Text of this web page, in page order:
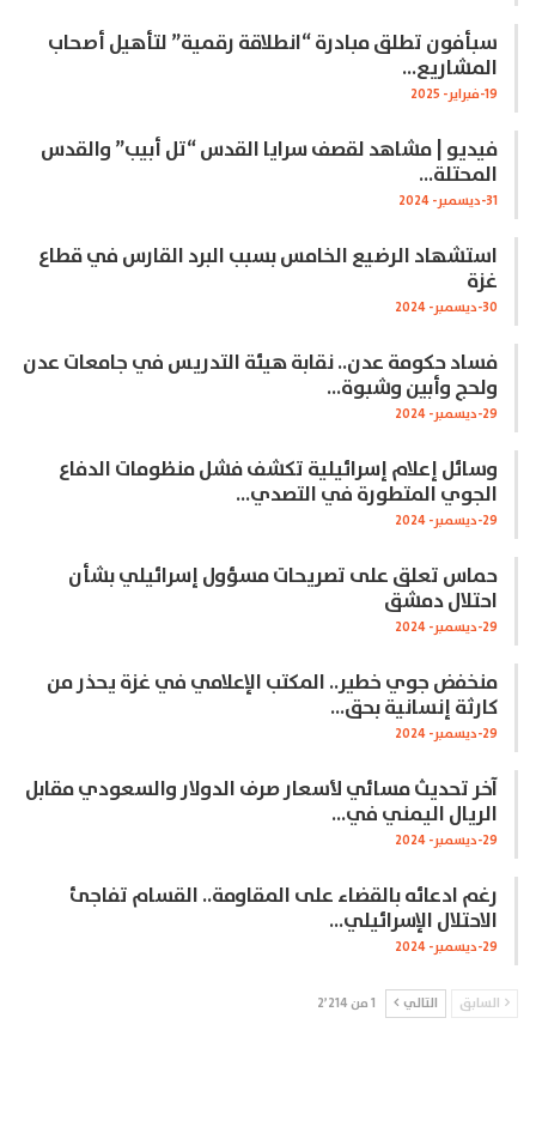
سبأفون تطلق مبادرة “انطلاقة رقمية” لتأهيل أصحاب
المشاريع…
19-فبراير- 2025
فيديو | مشاهد لقصف سرايا القدس “تل أبيب” والقدس
المحتلة…
31-ديسمبر- 2024
استشهاد الرضيع الخامس بسبب البرد القارس في قطاع
غزة
30-ديسمبر- 2024
فساد حكومة عدن.. نقابة هيئة التدريس في جامعات عدن
ولحج وأبين وشبوة…
29-ديسمبر- 2024
وسائل إعلام إسرائيلية تكشف فشل منظومات الدفاع
الجوي المتطورة في التصدي…
29-ديسمبر- 2024
حماس تعلق على تصريحات مسؤول إسرائيلي بشأن
احتلال دمشق
29-ديسمبر- 2024
منخفض جوي خطير.. المكتب الإعلامي في غزة يحذر من
كارثة إنسانية بحق…
29-ديسمبر- 2024
آخر تحديث مسائي لأسعار صرف الدولار والسعودي مقابل
الريال اليمني في…
29-ديسمبر- 2024
رغم ادعائه بالقضاء على المقاومة.. القسام تفاجئ
الاحتلال الإسرائيلي…
29-ديسمبر- 2024
السابق التالي 1 من 2٬214